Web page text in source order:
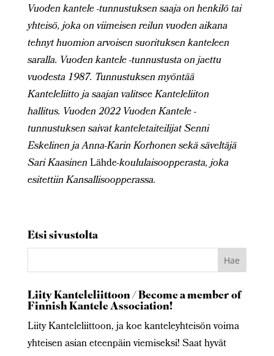
Vuoden kantele -tunnustuksen saaja on henkilö tai
yhteisö, joka on viimeisen reilun vuoden aikana
tehnyt huomion arvoisen suorituksen kanteleen
saralla. Vuoden kantele -tunnustusta on jaettu
vuodesta 1987. Tunnustuksen myöntää
Kanteleliitto ja saajan valitsee Kanteleliiton
hallitus. Vuoden 2022 Vuoden Kantele -
tunnustuksen saivat kanteletaiteilijat Senni
Eskelinen ja Anna-Karin Korhonen sekä säveltäjä
Sari KaasinenLähde-koululaisoopperasta, joka
esitettiin Kansallisoopperassa.
Etsi sivustolta
Liity Kanteleliittoon / Become a member of
Finnish Kantele Association!
Liity Kanteleliittoon, ja koe kanteleyhteisön voima
yhteisen asian eteenpäin viemiseksi! Saat hyvät